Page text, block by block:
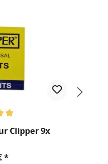
Clipper 9x
: